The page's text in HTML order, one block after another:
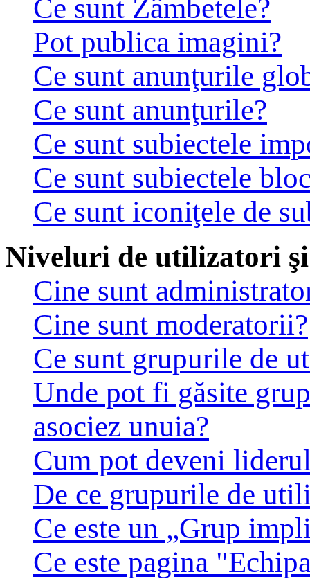
Ce sunt Zâmbetele?
Pot publica imagini?
Ce sunt anunţurile
Ce sunt anunţurile?
Ce sunt subiectele
Ce sunt subiectele
Ce sunt iconiţele de
Niveluri de utilizatori
Cine sunt
Cine sunt moderatorii?
Ce sunt grupurile de
Unde pot fi găsite
asociez unuia?
Cum pot deveni
De ce grupurile de
Ce este un „Grup
Ce este pagina